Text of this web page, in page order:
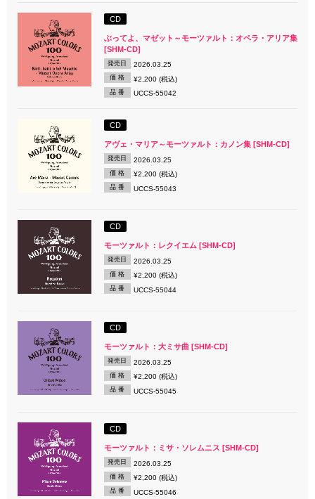
CD
ぶってよ、マゼット～モーツァルト：オペラ・アリア集
[SHM-CD]
発売日 2026.03.25
価 格 ¥2,200 (税込)
品 番 UCCS-55042
CD
アヴェ・マリア～モーツァルト：カノン集 [SHM-CD]
発売日 2026.03.25
価 格 ¥2,200 (税込)
品 番 UCCS-55043
CD
モーツァルト：レクイエム [SHM-CD]
発売日 2026.03.25
価 格 ¥2,200 (税込)
品 番 UCCS-55044
CD
モーツァルト：大ミサ曲 [SHM-CD]
発売日 2026.03.25
価 格 ¥2,200 (税込)
品 番 UCCS-55045
CD
モーツァルト：ミサ・ソレムニス [SHM-CD]
発売日 2026.03.25
価 格 ¥2,200 (税込)
品 番 UCCS-55046